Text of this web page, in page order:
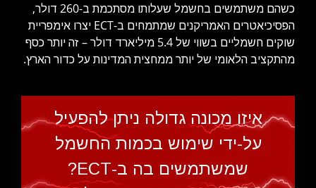
כשהם משתמשים בחשמל שעלותו מסתכמת ב-260 דולר,
הפסיכיאטרים האמריקנים שמתמחים ב-ECT יצרו אימפריית
שוקים חשמליים בשווי של 5.4 מיליארד דולר – זה יותר כסף
מהתקציב הלאומי של יותר ממחצית המדינות על כדור הארץ.
איזו מכונה גדולה ניתן להפעיל
על-ידי שימוש בכמות החשמל
שמשתמשים בה ב-ECT?